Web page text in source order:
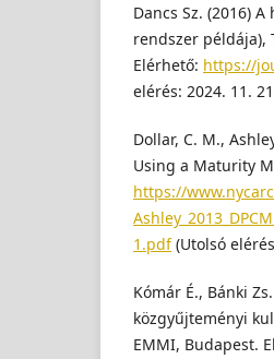
Dancs Sz. (2016)
rendszer példája),
Elérhető: https://
elérés: 2024. 11.
Dollar, C. M.,
Using a Maturity
https://
1.pdf(Utolsó
Kómár É., Bánki
közgyűjteményi
EMMI, Budapest.